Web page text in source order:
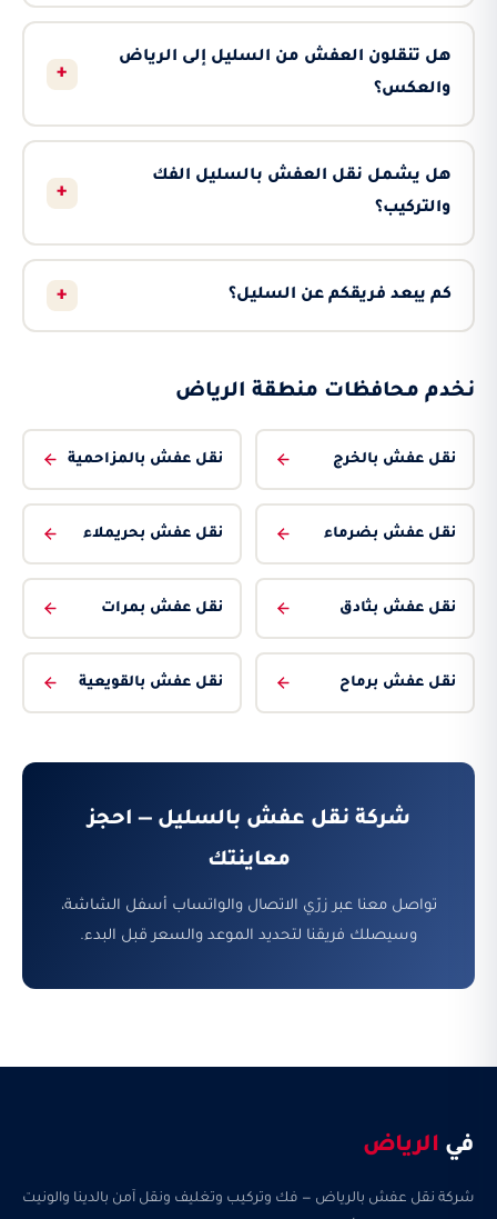
هل تنقلون العفش من السليل إلى الرياض
والعكس؟
+
هل يشمل نقل العفش بالسليل الفك
والتركيب؟
+
كم يبعد فريقكم عن السليل؟ +
نخدم محافظات منطقة الرياض
نقل عفش بالخرج نقل عفش بالمزاحمية
نقل عفش بضرماء نقل عفش بحريملاء
نقل عفش بثادق نقل عفش بمرات
نقل عفش برماح نقل عفش بالقويعية
شركة نقل عفش بالسليل — احجز
معاينتك
تواصل معنا عبر زرّي الاتصال والواتساب أسفل الشاشة،
وسيصلك فريقنا لتحديد الموعد والسعر قبل البدء.
في الرياض
شركة نقل عفش بالرياض — فك وتركيب وتغليف ونقل آمن بالدينا والونيت